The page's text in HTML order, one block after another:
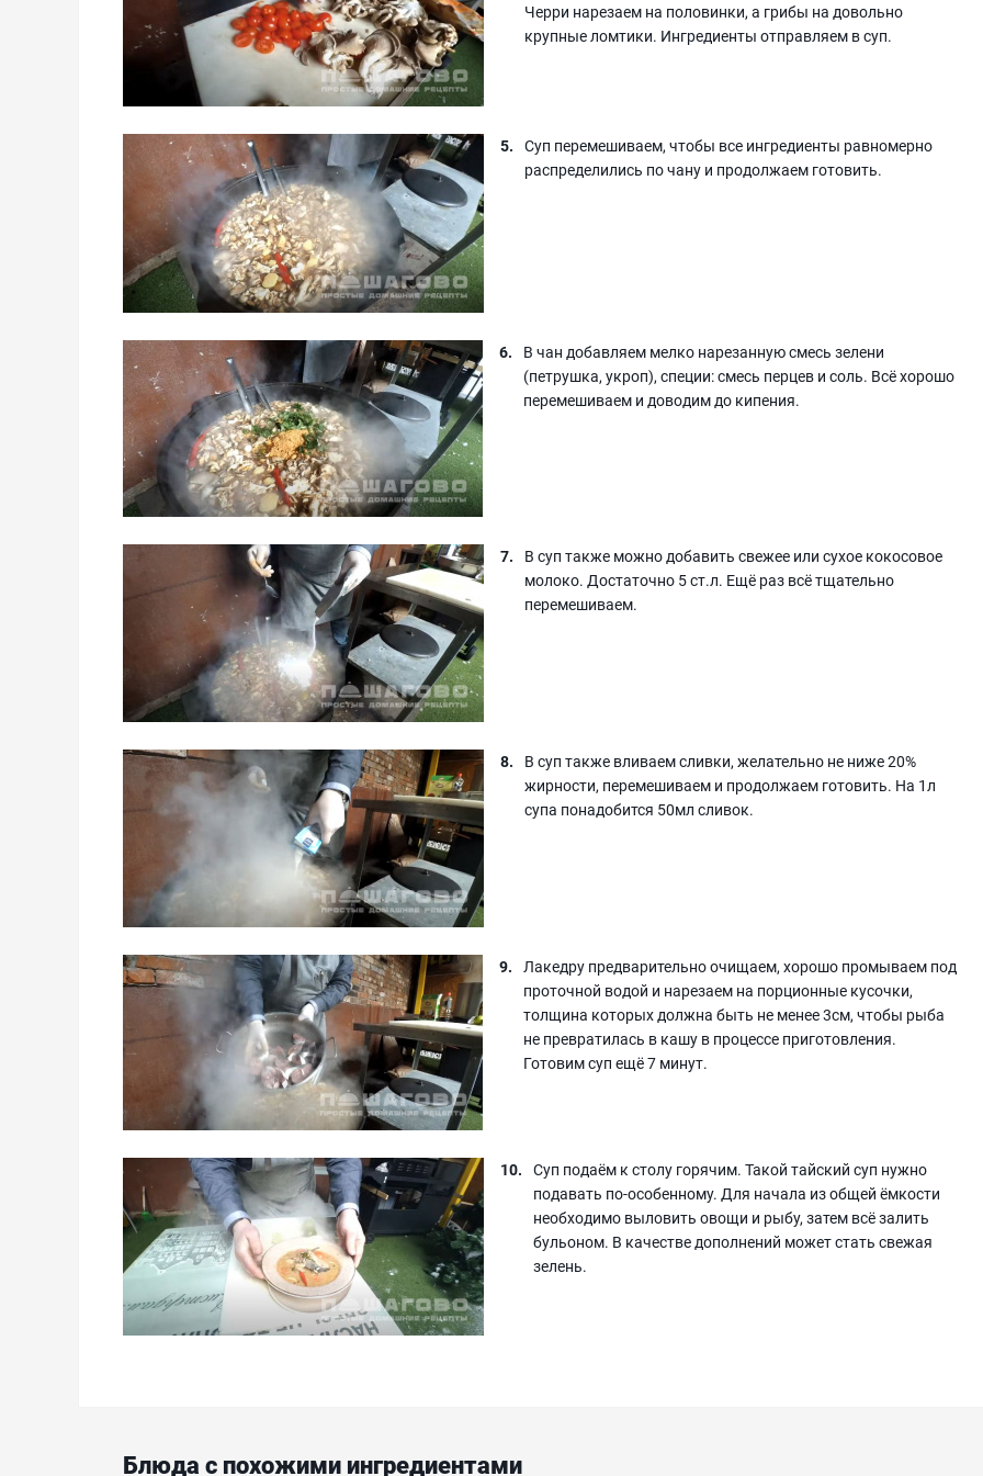
Черри нарезаем на половинки, а грибы на довольно
крупные ломтики. Ингредиенты отправляем в суп.
Суп перемешиваем, чтобы все ингредиенты равномерно
распределились по чану и продолжаем готовить.
В чан добавляем мелко нарезанную смесь зелени
(петрушка, укроп), специи: смесь перцев и соль. Всё хорошо
перемешиваем и доводим до кипения.
В суп также можно добавить свежее или сухое кокосовое
молоко. Достаточно 5 ст.л. Ещё раз всё тщательно
перемешиваем.
В суп также вливаем сливки, желательно не ниже 20%
жирности, перемешиваем и продолжаем готовить. На 1л
супа понадобится 50мл сливок.
Лакедру предварительно очищаем, хорошо промываем под
проточной водой и нарезаем на порционные кусочки,
толщина которых должна быть не менее 3см, чтобы рыба
не превратилась в кашу в процессе приготовления.
Готовим суп ещё 7 минут.
Суп подаём к столу горячим. Такой тайский суп нужно
подавать по-особенному. Для начала из общей ёмкости
необходимо выловить овощи и рыбу, затем всё залить
бульоном. В качестве дополнений может стать свежая
зелень.
Блюда с похожими ингредиентами